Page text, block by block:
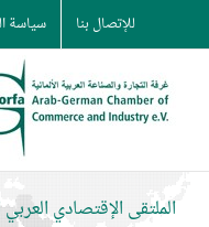
to
content
للإتصال بنا سياسة
الملتقى الإقتصادي